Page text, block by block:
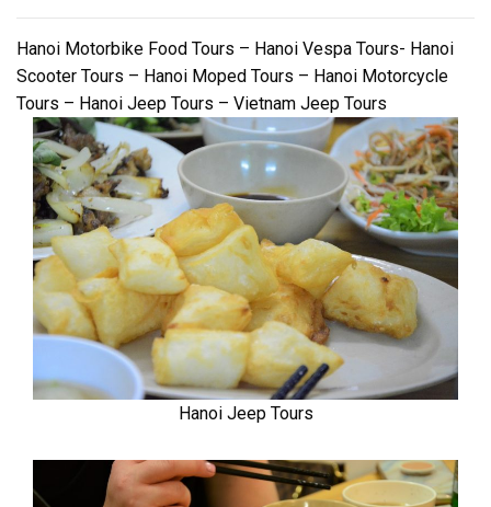
Hanoi Motorbike Food Tours – Hanoi Vespa Tours- Hanoi
Scooter Tours – Hanoi Moped Tours – Hanoi Motorcycle
Tours – Hanoi Jeep Tours – Vietnam Jeep Tours
Hanoi Jeep Tours